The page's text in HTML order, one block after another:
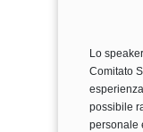
Lo
Comitato
possibile
personale